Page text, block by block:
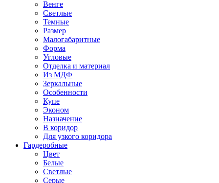
Венге
Светлые
Темные
Размер
Малогабаритные
Форма
Угловые
Отделка и материал
Из МДФ
Зеркальные
Особенности
Купе
Эконом
Назначение
В коридор
Для узкого коридора
Гардеробные
Цвет
Белые
Светлые
Серые